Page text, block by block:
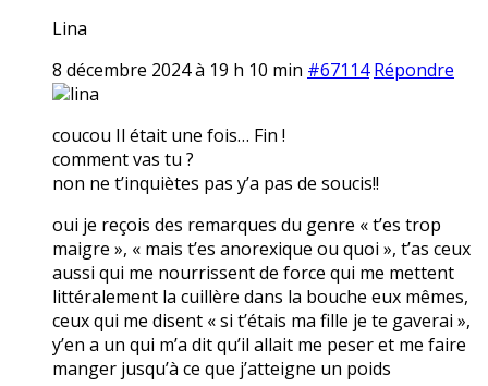
Lina
8 décembre 2024 à 19 h 10 min #67114 Répondre
lina
coucou Il était une fois… Fin !
comment vas tu ?
non ne t’inquiètes pas y’a pas de soucis!!
oui je reçois des remarques du genre « t’es trop
maigre », « mais t’es anorexique ou quoi », t’as ceux
aussi qui me nourrissent de force qui me mettent
littéralement la cuillère dans la bouche eux mêmes,
ceux qui me disent « si t’étais ma fille je te gaverai »,
y’en a un qui m’a dit qu’il allait me peser et me faire
manger jusqu’à ce que j’atteigne un poids